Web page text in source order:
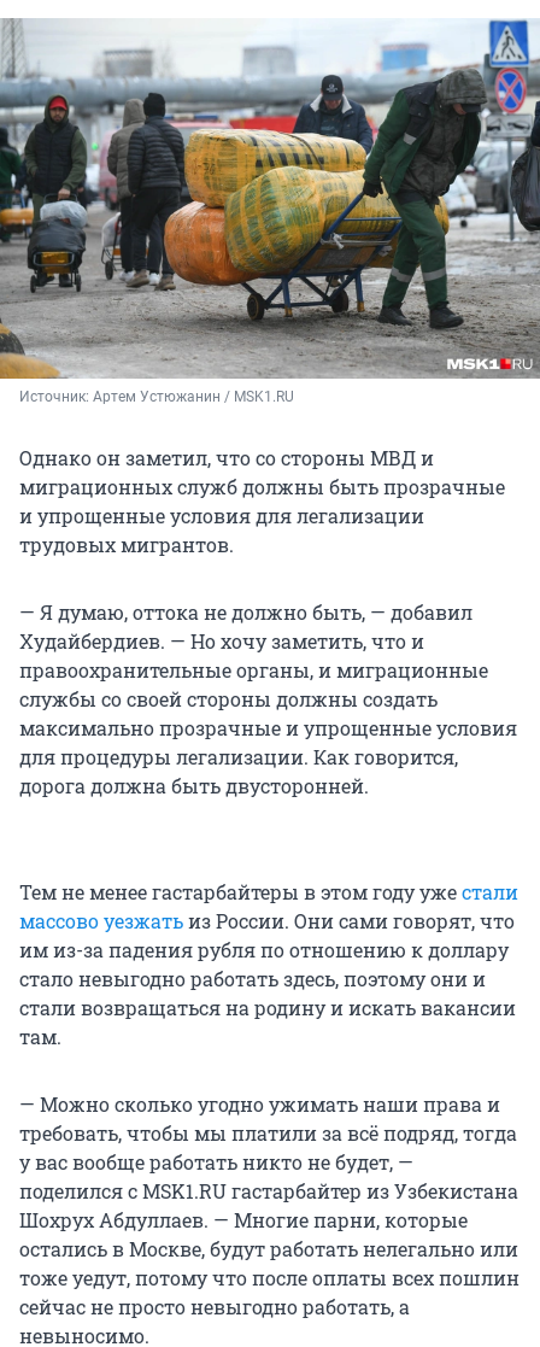
Источник: Артем Устюжанин / MSK1.RU
Однако он заметил, что со стороны МВД и
миграционных служб должны быть прозрачные
и упрощенные условия для легализации
трудовых мигрантов.
— Я думаю, оттока не должно быть, — добавил
Худайбердиев. — Но хочу заметить, что и
правоохранительные органы, и миграционные
службы со своей стороны должны создать
максимально прозрачные и упрощенные условия
для процедуры легализации. Как говорится,
дорога должна быть двусторонней.
Тем не менее гастарбайтеры в этом году ужестали
массово уезжатьиз России. Они сами говорят, что
им из-за падения рубля по отношению к доллару
стало невыгодно работать здесь, поэтому они и
стали возвращаться на родину и искать вакансии
там.
— Можно сколько угодно ужимать наши права и
требовать, чтобы мы платили за всё подряд, тогда
у вас вообще работать никто не будет, —
поделился с MSK1.RU гастарбайтер из Узбекистана
Шохрух Абдуллаев. — Многие парни, которые
остались в Москве, будут работать нелегально или
тоже уедут, потому что после оплаты всех пошлин
сейчас не просто невыгодно работать, а
невыносимо.